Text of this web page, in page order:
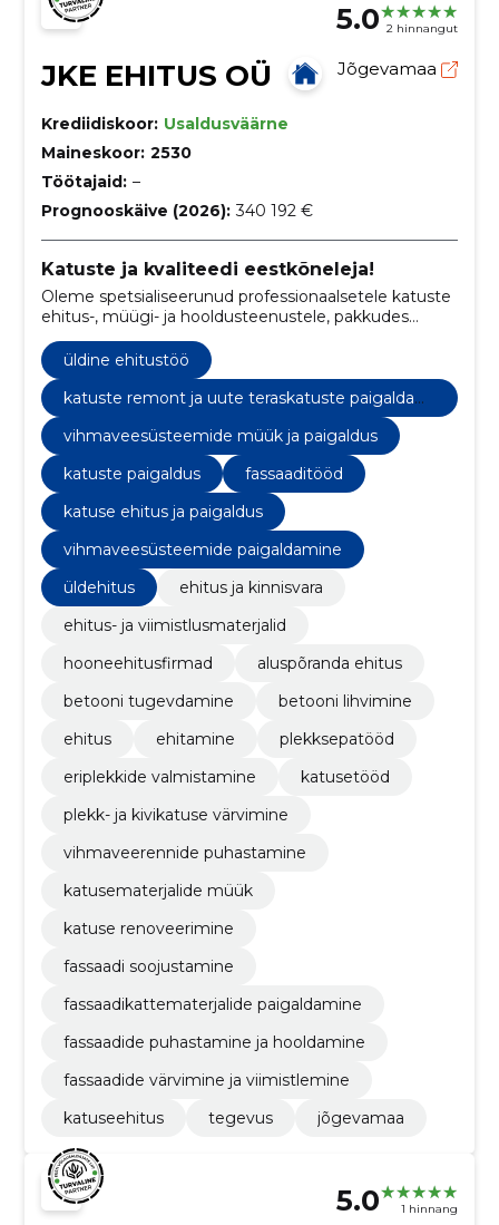
5.0 2 hinnangut
JKE EHITUS OÜ Jõgevamaa
Krediidiskoor: Usaldusväärne
Maineskoor: 2530
Töötajaid: –
Prognooskäive (2026): 340 192 €
Katuste ja kvaliteedi eestkõneleja!
Oleme spetsialiseerunud professionaalsetele katuste
ehitus-, müügi- ja hooldusteenustele, pakkudes
kõrgekvaliteedilisi lahendusi kodudele üle Eesti.
üldine ehitustöö
katuste remont ja uute teraskatuste paigaldami
vihmaveesüsteemide müük ja paigaldus
katuste paigaldus
fassaaditööd
katuse ehitus ja paigaldus
vihmaveesüsteemide paigaldamine
üldehitus
ehitus ja kinnisvara
ehitus- ja viimistlusmaterjalid
hooneehitusfirmad
aluspõranda ehitus
betooni tugevdamine
betooni lihvimine
ehitus
ehitamine
plekksepatööd
eriplekkide valmistamine
katusetööd
plekk- ja kivikatuse värvimine
vihmaveerennide puhastamine
katusematerjalide müük
katuse renoveerimine
fassaadi soojustamine
fassaadikattematerjalide paigaldamine
fassaadide puhastamine ja hooldamine
fassaadide värvimine ja viimistlemine
katuseehitus
tegevus jõgevamaa
5.0 1 hinnang